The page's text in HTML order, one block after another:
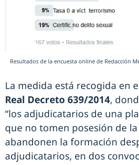
Resultados de la encuesta online de Redacción
La medida está recogida en
Real Decreto 639/2014,
“los adjudicatarios de una
que no tomen posesión de
abandonen la formación
adjudicatarios, en dos